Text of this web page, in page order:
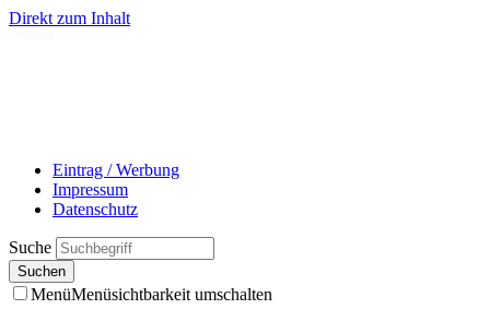
Direkt zum Inhalt
Eintrag / Werbung
Impressum
Datenschutz
Suche
MenüMenüsichtbarkeit umschalten